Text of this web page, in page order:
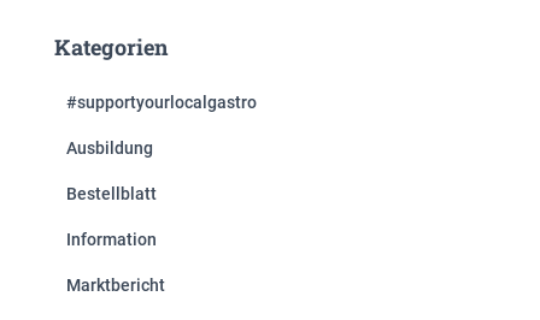
Kategorien
#supportyourlocalgastro
Ausbildung
Bestellblatt
Information
Marktbericht